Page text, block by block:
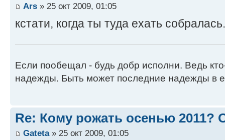
Ars » 25 окт 2009, 01:05
кстати, когда ты туда ехать
Если пообещал - будь добр исполни. Ведь
надежды. Быть может последние надежды в
Re: Кому рожать осенью 2011?
Gateta» 25 окт 2009, 01:05